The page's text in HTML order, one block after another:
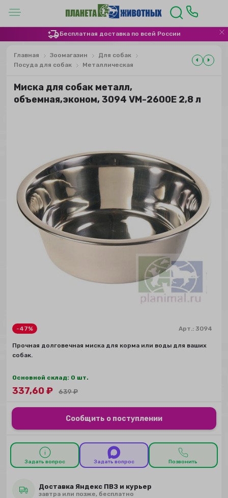
Бесплатная доставка по всей России
Главная Зоомагазин
Для собак
Посуда для собак
Металлическая
Миска для собак металл,
объемная,эконом, 3094 VM-2600Е 2,8 л
-47% Арт.:3094
Прочная долговечная миска для корма или воды для ваших
собак.
Основной склад: 0 шт.
337,60₽ 639₽
Сообщить о поступлении
Задать вопрос Задать вопрос Позвонить
Доставка Яндекс ПВЗ и курьер
завтра или позже, бесплатно